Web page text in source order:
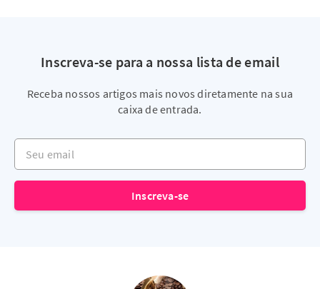
Inscreva-se para a nossa lista de email
Receba nossos artigos mais novos diretamente na sua
caixa de entrada.
Seu email
Inscreva-se